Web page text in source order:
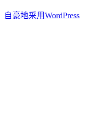
自豪地采用WordPress